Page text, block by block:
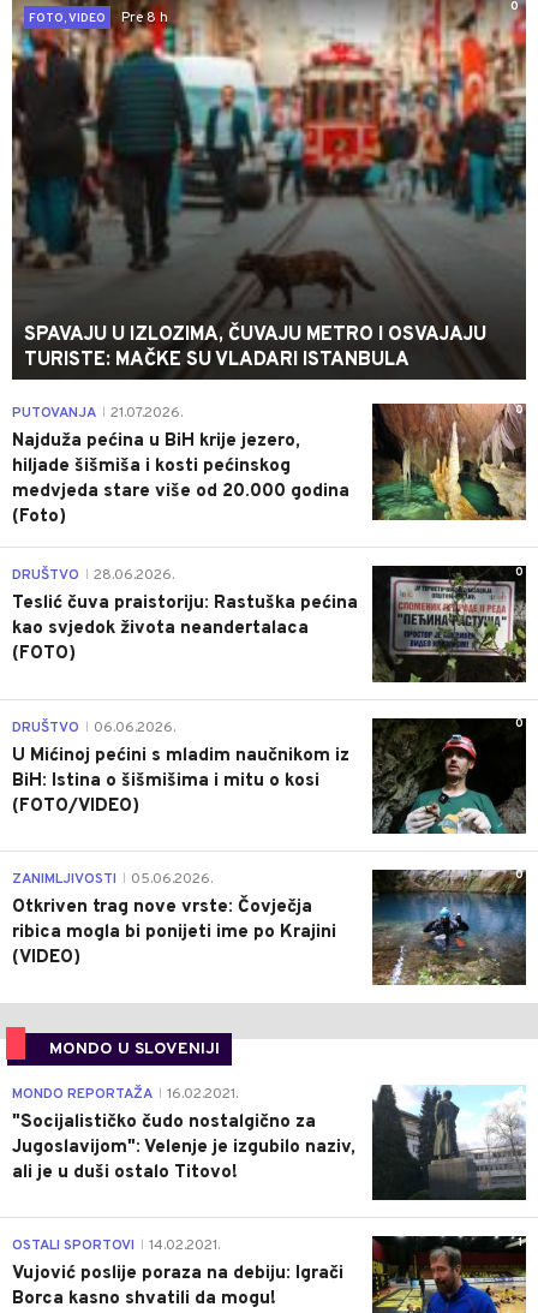
0
FOTO, VIDEO
Pre 8 h
SPAVAJU U IZLOZIMA, ČUVAJU METRO I OSVAJAJU
TURISTE: MAČKE SU VLADARI ISTANBULA
0
PUTOVANJA 21.07.2026.
Najduža pećina u BiH krije jezero,
hiljade šišmiša i kosti pećinskog
medvjeda stare više od 20.000 godina
(Foto)
0
DRUŠTVO 28.06.2026.
Teslić čuva praistoriju: Rastuška pećina
kao svjedok života neandertalaca
(FOTO)
0
DRUŠTVO 06.06.2026.
U Mićinoj pećini s mladim naučnikom iz
BiH: Istina o šišmišima i mitu o kosi
(FOTO/VIDEO)
0
ZANIMLJIVOSTI 05.06.2026.
Otkriven trag nove vrste: Čovječja
ribica mogla bi ponijeti ime po Krajini
(VIDEO)
MONDO U SLOVENIJI
4
MONDO REPORTAŽA 16.02.2021.
"Socijalističko čudo nostalgično za
Jugoslavijom": Velenje je izgubilo naziv,
ali je u duši ostalo Titovo!
1
OSTALI SPORTOVI 14.02.2021.
Vujović poslije poraza na debiju: Igrači
Borca kasno shvatili da mogu!